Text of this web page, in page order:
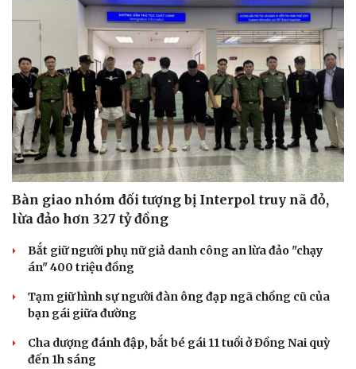
Bàn giao nhóm đối tượng bị Interpol truy nã đỏ,
lừa đảo hơn 327 tỷ đồng
Bắt giữ người phụ nữ giả danh công an lừa đảo "chạy
án" 400 triệu đồng
Tạm giữ hình sự người đàn ông đạp ngã chồng cũ của
bạn gái giữa đường
Cha dượng đánh đập, bắt bé gái 11 tuổi ở Đồng Nai quỳ
đến 1h sáng